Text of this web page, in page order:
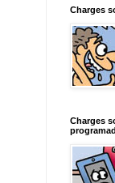
Charges
Charges